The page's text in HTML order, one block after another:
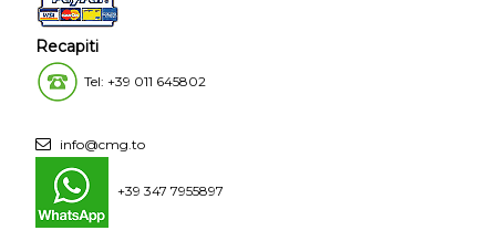
Recapiti
Tel: +39 011 645802
info@cmg.to
+39 347 7955897